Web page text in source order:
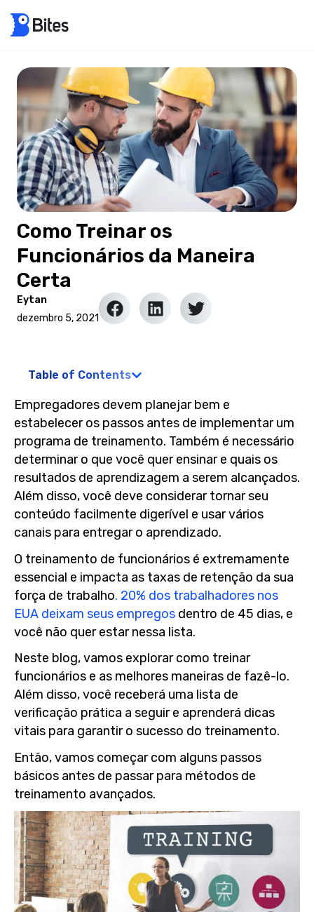
Como Treinar os
Funcionários da Maneira
Certa
Eytan
dezembro 5, 2021
Table of Contents
Empregadores devem planejar bem e
estabelecer os passos antes de implementar um
programa de treinamento. Também é necessário
determinar o que você quer ensinar e quais os
resultados de aprendizagem a serem alcançados.
Além disso, você deve considerar tornar seu
conteúdo facilmente digerível e usar vários
canais para entregar o aprendizado.
O treinamento de funcionários é extremamente
essencial e impacta as taxas de retenção da sua
força de trabalho. 20% dos trabalhadores nos
EUA deixam seus empregos dentro de 45 dias, e
você não quer estar nessa lista.
Neste blog, vamos explorar como treinar
funcionários e as melhores maneiras de fazê-lo.
Além disso, você receberá uma lista de
verificação prática a seguir e aprenderá dicas
vitais para garantir o sucesso do treinamento.
Então, vamos começar com alguns passos
básicos antes de passar para métodos de
treinamento avançados.